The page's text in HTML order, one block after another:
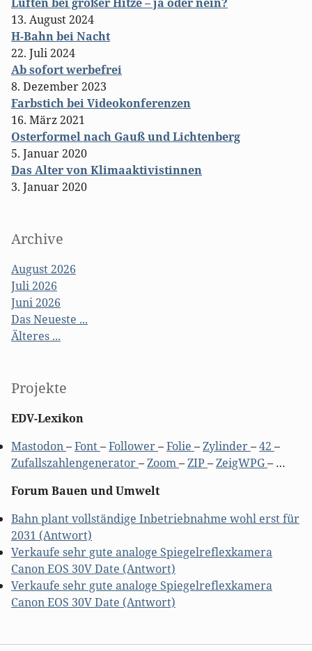
13. August 2024
H-Bahn bei Nacht
22. Juli 2024
Ab sofort werbefrei
8. Dezember 2023
Farbstich bei Videokonferenzen
16. März 2021
Osterformel nach Gauß und Lichtenberg
5. Januar 2020
Das Alter von Klimaaktivistinnen
3. Januar 2020
Archive
August 2026
Juli 2026
Juni 2026
Das Neueste ...
Älteres ...
Projekte
EDV-Lexikon
Mastodon–Font–Follower–Folie –Zylinder–42 –
Zufallszahlengenerator–Zoom–ZIP –ZeigWPG– …
Forum Bauen und Umwelt
Bahn plant vollständige Inbetriebnahme wohl erst für
2031 (Antwort)
Verkaufe sehr gute analoge Spiegelreflexkamera
Canon EOS 30V Date (Antwort)
Verkaufe sehr gute analoge Spiegelreflexkamera
Canon EOS 30V Date (Antwort)